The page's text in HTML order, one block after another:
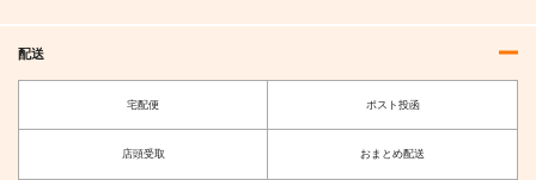
配送
宅配便 ポスト投函
店頭受取 おまとめ配送